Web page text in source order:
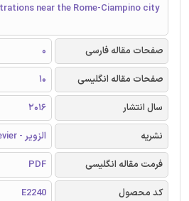
near the Rome-Ciampino city
صفحات مقاله فارسی
0
صفحات مقاله انگلیسی
10
سال انتشار
2016
نشریه
الزویر - Elsevier
فرمت مقاله انگلیسی
PDF
کد محصول
E2240